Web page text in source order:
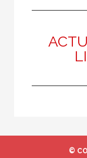
A fondo
©